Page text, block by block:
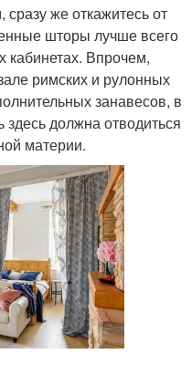
же откажитесь от
шторы лучше всего
кабинетах. Впрочем,
римских и рулонных
занавесов, в
должна отводиться
материи.